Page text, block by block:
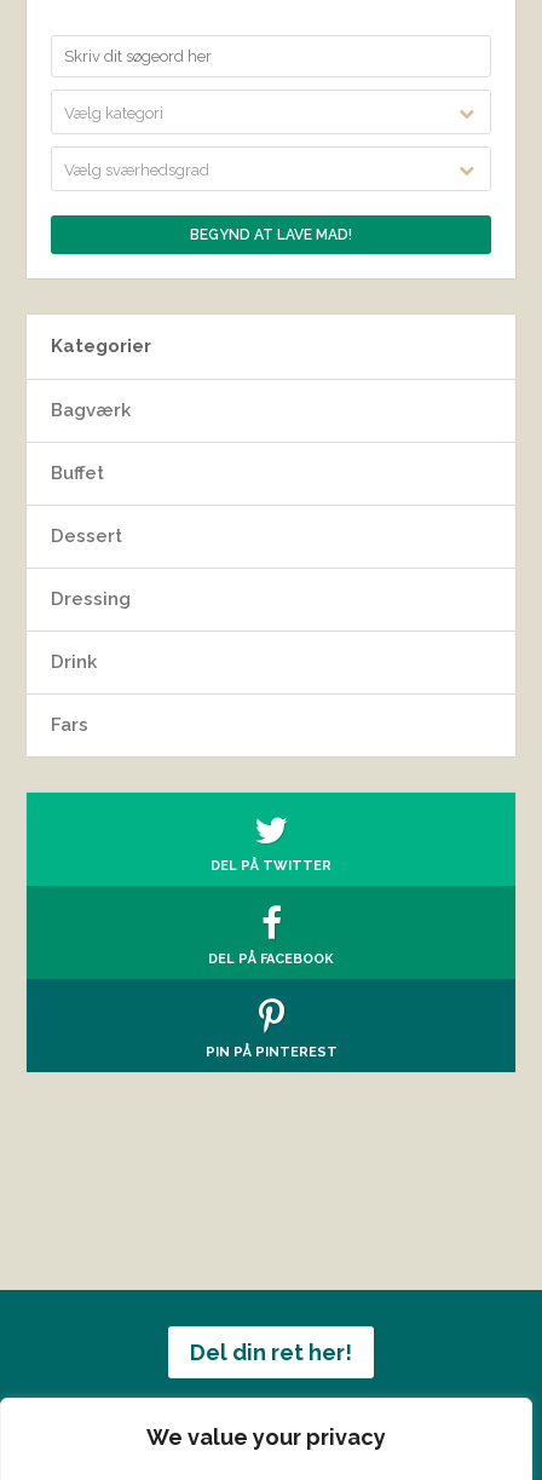
We value your privacy
Vælg kategori
Vælg sværhedsgrad
Kategorier
Bagværk
Buffet
Dessert
Dressing
Drink
Fars
DEL PÅ TWITTER
DEL PÅ FACEBOOK
PIN PÅ PINTEREST
Del din ret her!
Har du en konge ret du vil dele?